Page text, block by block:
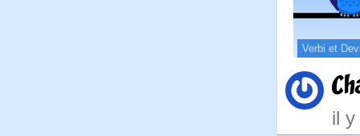
Verbi et
il